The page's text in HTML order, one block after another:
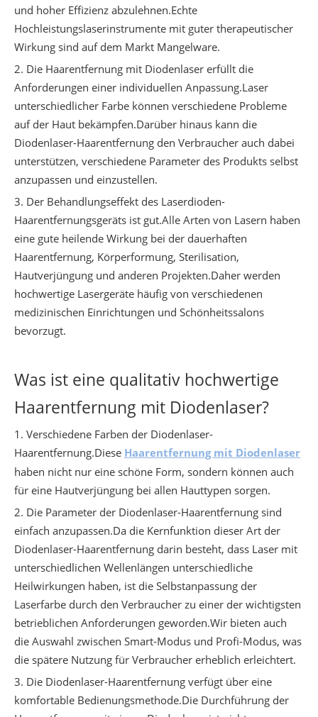
und hoher Effizienz abzulehnen.Echte
Hochleistungslaserinstrumente mit guter therapeutischer
Wirkung sind auf dem Markt Mangelware.
2. Die Haarentfernung mit Diodenlaser erfüllt die
Anforderungen einer individuellen Anpassung.Laser
unterschiedlicher Farbe können verschiedene Probleme
auf der Haut bekämpfen.Darüber hinaus kann die
Diodenlaser-Haarentfernung den Verbraucher auch dabei
unterstützen, verschiedene Parameter des Produkts selbst
anzupassen und einzustellen.
3. Der Behandlungseffekt des Laserdioden-
Haarentfernungsgeräts ist gut.Alle Arten von Lasern haben
eine gute heilende Wirkung bei der dauerhaften
Haarentfernung, Körperformung, Sterilisation,
Hautverjüngung und anderen Projekten.Daher werden
hochwertige Lasergeräte häufig von verschiedenen
medizinischen Einrichtungen und Schönheitssalons
bevorzugt.
Was ist eine qualitativ hochwertige
Haarentfernung mit Diodenlaser?
1. Verschiedene Farben der Diodenlaser-
Haarentfernung.Diese Haarentfernung mit Diodenlaser
haben nicht nur eine schöne Form, sondern können auch
für eine Hautverjüngung bei allen Hauttypen sorgen.
2. Die Parameter der Diodenlaser-Haarentfernung sind
einfach anzupassen.Da die Kernfunktion dieser Art der
Diodenlaser-Haarentfernung darin besteht, dass Laser mit
unterschiedlichen Wellenlängen unterschiedliche
Heilwirkungen haben, ist die Selbstanpassung der
Laserfarbe durch den Verbraucher zu einer der wichtigsten
betrieblichen Anforderungen geworden.Wir bieten auch
die Auswahl zwischen Smart-Modus und Profi-Modus, was
die spätere Nutzung für Verbraucher erheblich erleichtert.
3. Die Diodenlaser-Haarentfernung verfügt über eine
komfortable Bedienungsmethode.Die Durchführung der